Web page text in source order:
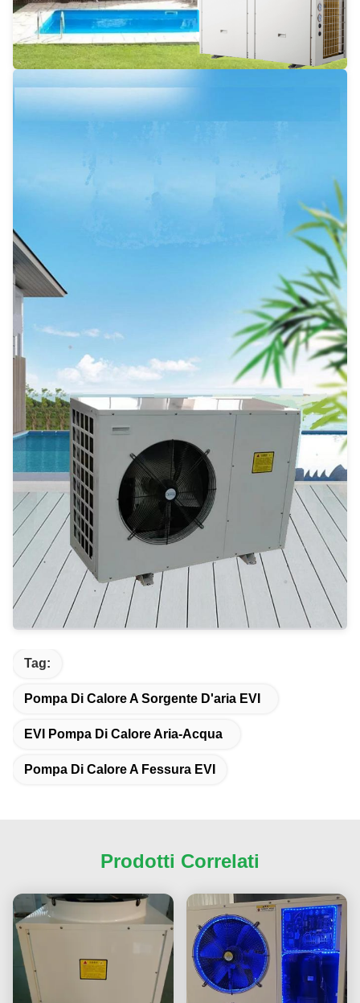
Tag:
Pompa Di Calore A Sorgente D'aria EVI
EVI Pompa Di Calore Aria-Acqua
Pompa Di Calore A Fessura EVI
Prodotti Correlati